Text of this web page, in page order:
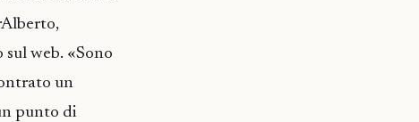
web. «Sono
un
punto di